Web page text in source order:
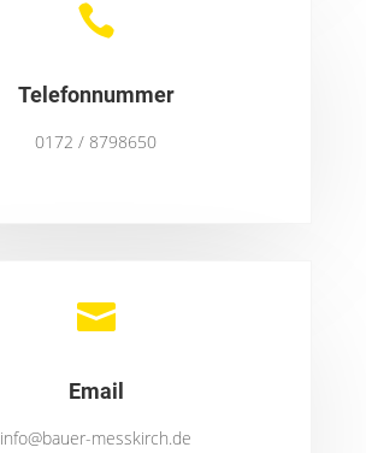

Telefonnummer
0172 / 8798650

Email
info@bauer-messkirch.de